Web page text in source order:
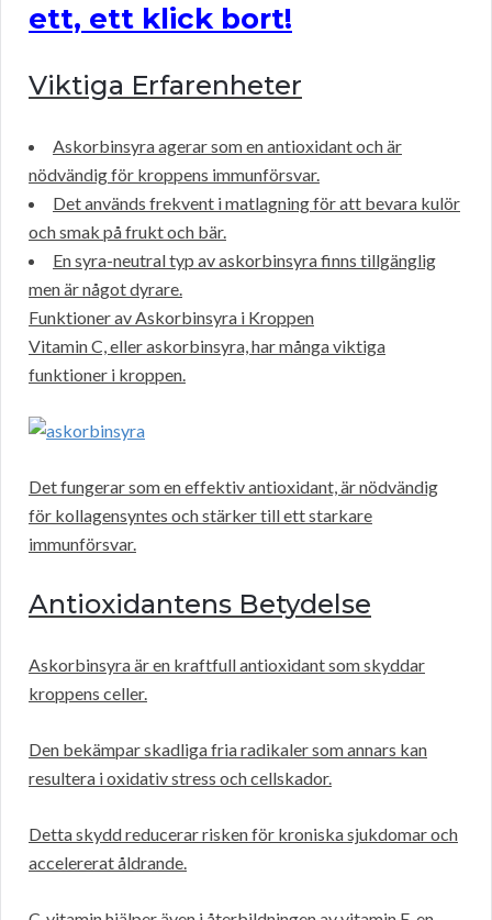
ett, ett klick bort!
Viktiga Erfarenheter
Askorbinsyra agerar som en antioxidant och är
nödvändig för kroppens immunförsvar.
Det används frekvent i matlagning för att bevara kulör
och smak på frukt och bär.
En syra-neutral typ av askorbinsyra finns tillgänglig
men är något dyrare.
Funktioner av Askorbinsyra i Kroppen
Vitamin C, eller askorbinsyra, har många viktiga
funktioner i kroppen.
Det fungerar som en effektiv antioxidant, är nödvändig
för kollagensyntes och stärker till ett starkare
immunförsvar.
Antioxidantens Betydelse
Askorbinsyra är en kraftfull antioxidant som skyddar
kroppens celler.
Den bekämpar skadliga fria radikaler som annars kan
resultera i oxidativ stress och cellskador.
Detta skydd reducerar risken för kroniska sjukdomar och
accelererat åldrande.